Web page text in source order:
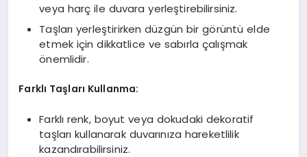
veya harç ile duvara yerleştirebilirsiniz.
Taşları yerleştirirken düzgün bir görüntü elde
etmek için dikkatlice ve sabırla çalışmak
önemlidir.
Farklı Taşları Kullanma:
Farklı renk, boyut veya dokudaki dekoratif
taşları kullanarak duvarınıza hareketlilik
kazandırabilirsiniz.